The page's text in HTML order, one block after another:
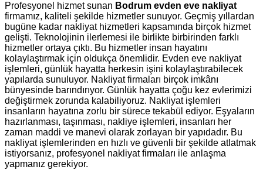
Profesyonel hizmet sunan Bodrum evden eve nakliyat
firmamız, kaliteli şekilde hizmetler sunuyor. Geçmiş yıllardan
bugüne kadar nakliyat hizmetleri kapsamında birçok hizmet
gelişti. Teknolojinin ilerlemesi ile birlikte birbirinden farklı
hizmetler ortaya çıktı. Bu hizmetler insan hayatını
kolaylaştırmak için oldukça önemlidir. Evden eve nakliyat
işlemleri, günlük hayatta herkesin işini kolaylaştırabilecek
yapılarda sunuluyor. Nakliyat firmaları birçok imkânı
bünyesinde barındırıyor. Günlük hayatta çoğu kez evlerimizi
değiştirmek zorunda kalabiliyoruz. Nakliyat işlemleri
insanların hayatına zorlu bir sürece tekabül ediyor. Eşyaların
hazırlanması, taşınması, nakliye işlemleri, insanları her
zaman maddi ve manevi olarak zorlayan bir yapıdadır. Bu
nakliyat işlemlerinden en hızlı ve güvenli bir şekilde atlatmak
istiyorsanız, profesyonel nakliyat firmaları ile anlaşma
yapmanız gerekiyor.